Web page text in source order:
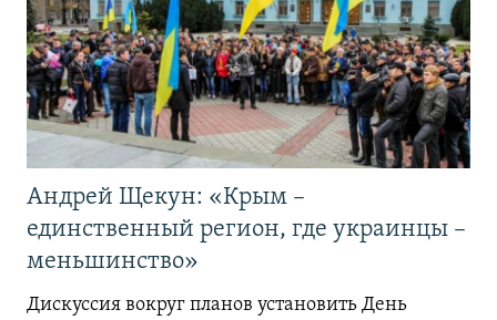
Андрей Щекун: «Крым –
единственный регион, где украинцы –
меньшинство»
Дискуссия вокруг планов установить День